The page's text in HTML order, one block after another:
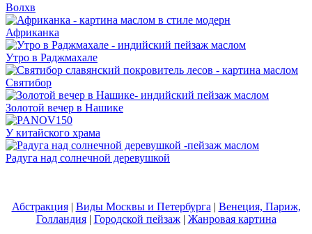
Волхв
Африканка
Утро в Раджмахале
Святибор
Золотой вечер в Нашике
У китайского храма
Радуга над солнечной деревушкой
Абстракция| Виды Москвы и Петербурга | Венеция, Париж,
Голландия| Городской пейзаж| Жанровая картина